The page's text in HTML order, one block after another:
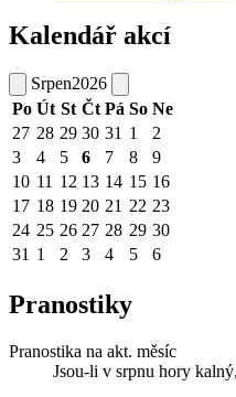
Kalendář akcí
Srpen2026
Po Út St Čt Pá So Ne
27 28 29 30 31 1
2
3
4 5 6 7 8
9
10 11 12 13 14 15 16
17 18 19 20 21 22 23
24 25 26 27 28 29 30
31 1 2 3 4 5 6
Pranostiky
Pranostika na akt. měsíc
Jsou-li v srpnu hory